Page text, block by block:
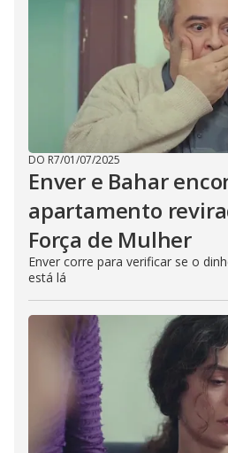
DO R7/01/07/2025
Enver e Bahar
apartamento
Força de Mulher
Enver corre para verificar se o
está lá